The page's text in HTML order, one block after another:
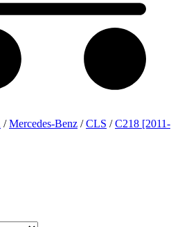
/Mercedes-Benz /CLS /C218 [2011-